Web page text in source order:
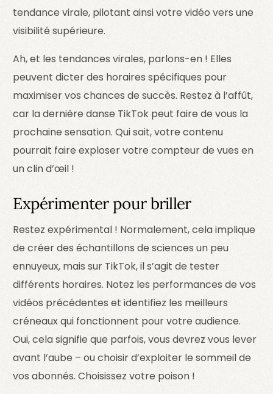
tendance virale, pilotant ainsi votre vidéo vers une
visibilité supérieure.
Ah, et les tendances virales, parlons-en ! Elles
peuvent dicter des horaires spécifiques pour
maximiser vos chances de succès. Restez à l’affût,
car la dernière danse TikTok peut faire de vous la
prochaine sensation. Qui sait, votre contenu
pourrait faire exploser votre compteur de vues en
un clin d’œil !
Expérimenter pour briller
Restez expérimental ! Normalement, cela implique
de créer des échantillons de sciences un peu
ennuyeux, mais sur TikTok, il s’agit de tester
différents horaires. Notez les performances de vos
vidéos précédentes et identifiez les meilleurs
créneaux qui fonctionnent pour votre audience.
Oui, cela signifie que parfois, vous devrez vous lever
avant l’aube – ou choisir d’exploiter le sommeil de
vos abonnés. Choisissez votre poison !